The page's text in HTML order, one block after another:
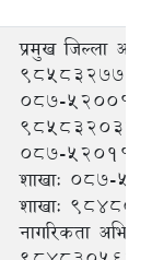
प्रमुख जिल्ला
०८७-५२००१२,
०८७-५२०११२,
शाखाः ०८७-
शाखाः
नागरिकता